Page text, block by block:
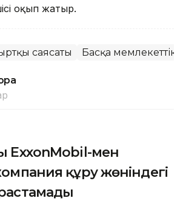
оқып жатыр.
саясаты Басқа мемлекеттік
ExxonMobil-мен
құру жөніндегі